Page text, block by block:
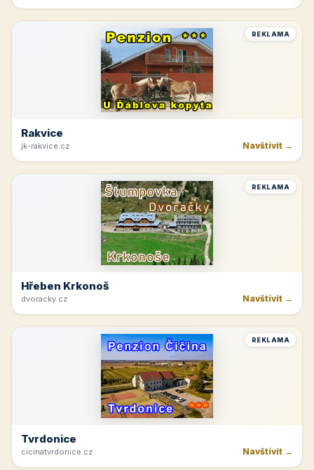
REKLAMA
Rakvice
jk-rakvice.cz Navštívit →
REKLAMA
Hřeben Krkonoš
dvoracky.cz Navštívit →
REKLAMA
Tvrdonice
cicinatvrdonice.cz Navštívit →